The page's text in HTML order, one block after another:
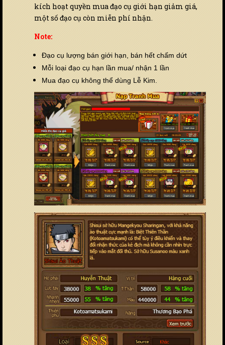
kích hoạt quyền mua đạo cụ giới hạn giảm giá,
một số đạo cụ còn miễn phí nhận.
Note:
Đạo cụ lượng bán giới hạn, bán hết chấm dứt
Mỗi loại đạo cụ hạn lần mua/ nhận 1 lần
Mua đạo cụ không thể dùng Lễ Kim.